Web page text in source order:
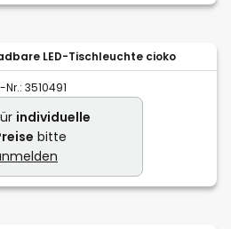
LED-Tischleuchte cioko
Nr.: 3510491
individuelle
bitte